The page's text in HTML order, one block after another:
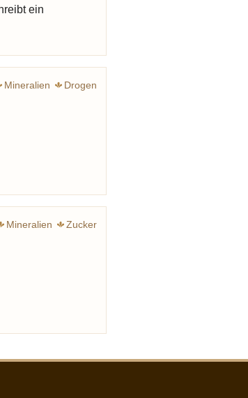
ein
Mineralien
Drogen
Mineralien Zucker